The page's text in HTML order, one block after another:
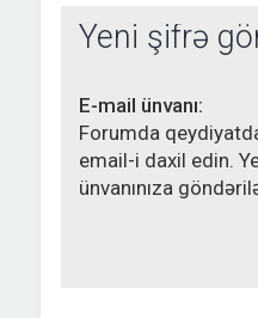
Yeni şifrə
E-mail ünvanı:
Forumda
email-i daxil edin.
ünvanınıza